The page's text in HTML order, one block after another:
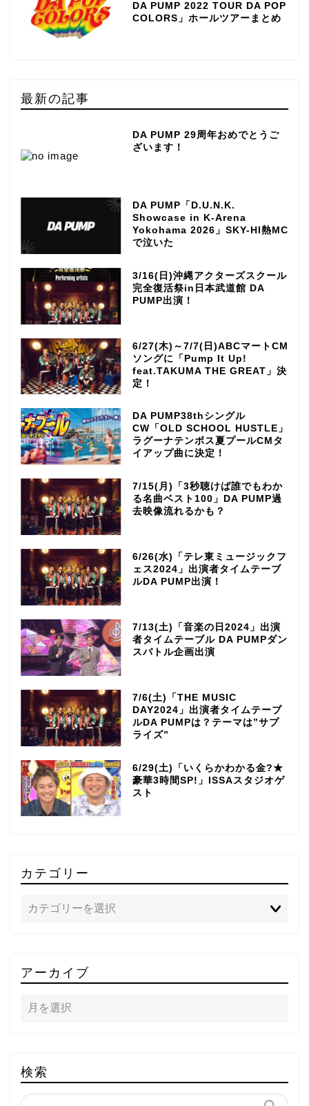
DA PUMP 2022 TOUR DA POP
COLORS」ホールツアーまとめ
最新の記事
DA PUMP 29周年おめでとうご
ざいます！
DA PUMP「D.U.N.K.
Showcase in K-Arena
Yokohama 2026」SKY-HI熱MC
で泣いた
3/16(日)沖縄アクターズスクール
完全復活祭in日本武道館 DA
PUMP出演！
6/27(木)～7/7(日)ABCマートCM
ソングに「Pump It Up!
feat.TAKUMA THE GREAT」決
定！
DA PUMP38thシングル
CW「OLD SCHOOL HUSTLE」
ラグーナテンボス夏プールCMタ
イアップ曲に決定！
7/15(月)「3秒聴けば誰でもわか
る名曲ベスト100」DA PUMP過
去映像流れるかも？
6/26(水)「テレ東ミュージックフ
ェス2024」出演者タイムテーブ
ルDA PUMP出演！
7/13(土)「音楽の日2024」出演
者タイムテーブル DA PUMPダン
スバトル企画出演
7/6(土)「THE MUSIC
DAY2024」出演者タイムテーブ
ルDA PUMPは？テーマは”サプ
ライズ”
6/29(土)「いくらかわかる金?★
豪華3時間SP!」ISSAスタジオゲ
スト
カテゴリー
アーカイブ
検索
～DA PUMP YORIの晴れ
ばれラジオ～